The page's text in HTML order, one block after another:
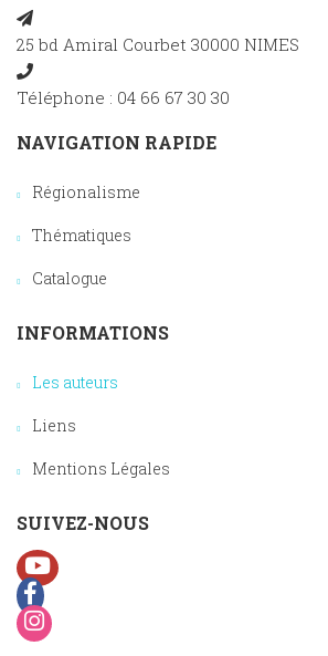
25 bd Amiral Courbet 30000 NIMES
Téléphone : 04 66 67 30 30
NAVIGATION RAPIDE
Régionalisme
Thématiques
Catalogue
INFORMATIONS
Les auteurs
Liens
Mentions Légales
SUIVEZ-NOUS